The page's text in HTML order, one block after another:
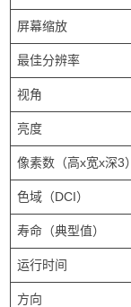
屏幕缩放
最佳分辨率
视角
亮度
像素数（高x宽x深3）
色域（DCI）
寿命（典型值）
运行时间
方向